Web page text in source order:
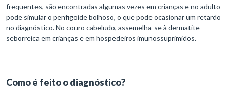
frequentes, são encontradas algumas vezes em crianças e no adulto
pode simular o penfigoide bolhoso, o que pode ocasionar um retardo
no diagnóstico. No couro cabeludo, assemelha-se à dermatite
seborreica em crianças e em hospedeiros imunossuprimidos.
Como é feito o diagnóstico?